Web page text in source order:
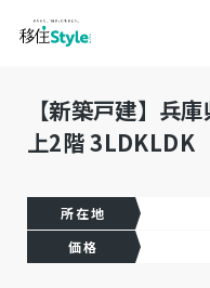
【新築戸建】兵
上2階 3LDKLDK
所在地
価格